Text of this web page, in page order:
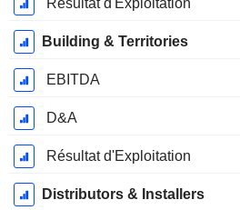
Résultat d'Exploitation
Building & Territories
EBITDA
D&A
Résultat d'Exploitation
Distributors & Installers